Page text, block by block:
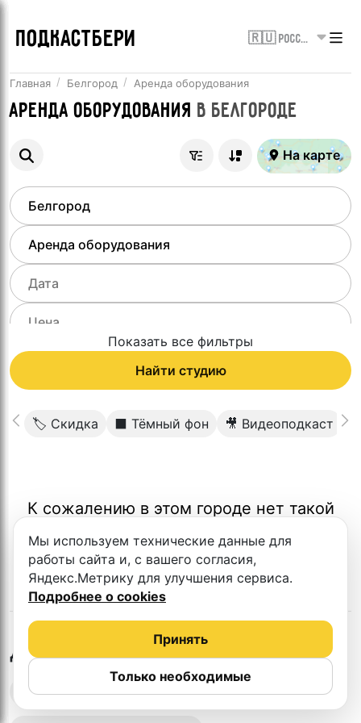
ПОДКАСТБЕРИ 🇷🇺 Россия
Главная Белгород Аренда оборудования
Аренда оборудования в Белгороде
На карте
Показать все фильтры
Найти студию
🏷 Скидка ⬛️ Тёмный фон 🎥 Видеоподкаст
К сожалению в этом городе нет такой
Другие студии в Белгороде
Выездная запись подкастов
Мы используем технические данные для
работы сайта и, с вашего согласия,
Яндекс.Метрику для улучшения сервиса.
Подробнее о cookies
Только необходимые
Принять